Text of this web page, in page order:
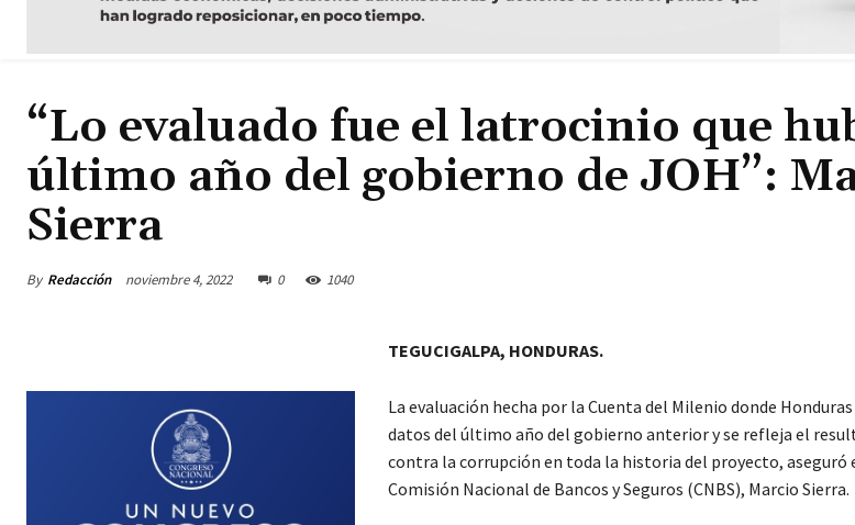
“Lo evaluado fue el latrocinio que
último año del gobierno de JOH”:
Sierra
By Redacción noviembre 4, 2022 0 1040
TEGUCIGALPA, HONDURAS.
La evaluación hecha por la Cuenta del Milenio donde
datos del último año del gobierno anterior y se refleja el
contra la corrupción en toda la historia del proyecto, aseguró
Comisión Nacional de Bancos y Seguros (CNBS), Marcio Sierra.